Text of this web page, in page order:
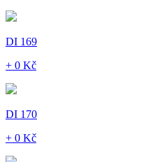
DI 169
+ 0 Kč
DI 170
+ 0 Kč